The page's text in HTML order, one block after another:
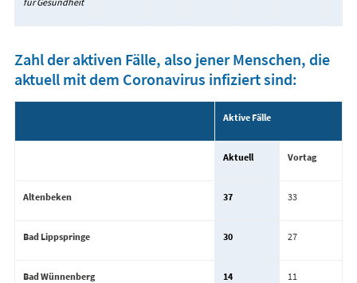
Zahl der aktiven Fälle, also jener Menschen, die
aktuell mit dem Coronavirus infiziert sind:
Aktive Fälle
Aktuell Vortag
Altenbeken 37 33
Bad Lippspringe 30 27
Bad Wünnenberg 14 11